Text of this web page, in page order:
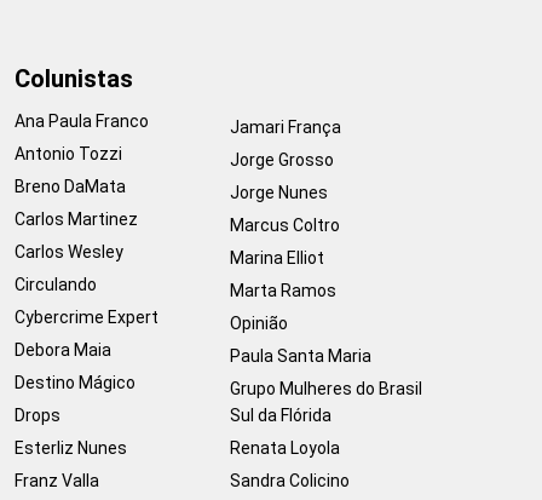
Colunistas
Ana Paula Franco
Antonio Tozzi
Breno DaMata
Carlos Martinez
Carlos Wesley
Circulando
Cybercrime Expert
Debora Maia
Destino Mágico
Drops
Esterliz Nunes
Franz Valla
Jamari França
Jorge Grosso
Jorge Nunes
Marcus Coltro
Marina Elliot
Marta Ramos
Opinião
Paula Santa Maria
Grupo Mulheres do Brasil
Sul da Flórida
Renata Loyola
Sandra Colicino